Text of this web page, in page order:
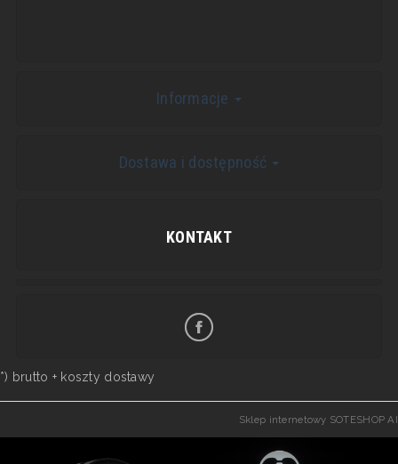
Informacje
Dostawa i dostępność
KONTAKT
*) brutto + koszty dostawy
Sklep internetowy SOTESHOP AI